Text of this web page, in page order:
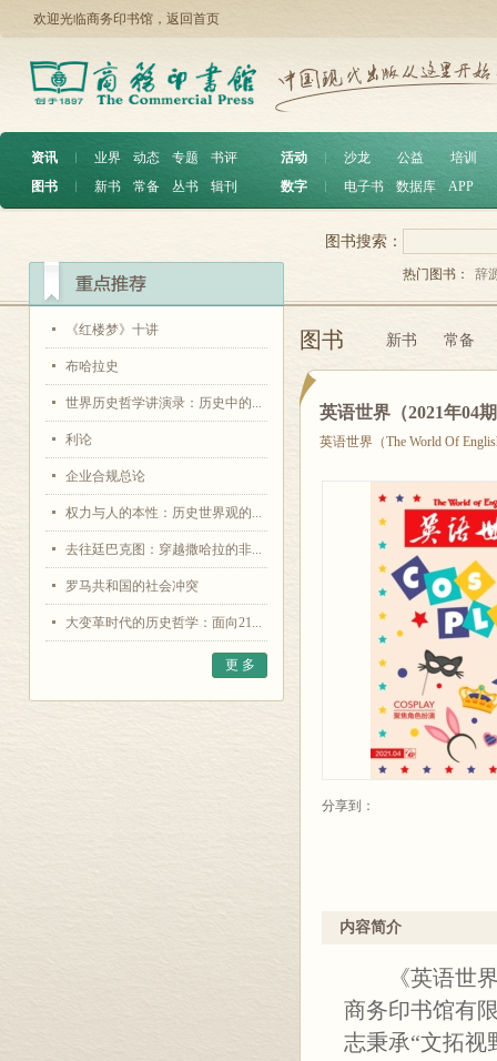
欢迎光临商务印书馆， 返回首页
资讯 ︱ 业界 动态 专题
书评
图书
︱ 新书 常备 丛书 辑刊
活动 沙龙 公益
培训
数字
电子书 数据库 APP
《红楼梦》十讲
布哈拉史
世界历史哲学讲演录：历史中的...
利论
企业合规总论
权力与人的本性：历史世界观的...
去往廷巴克图：穿越撒哈拉的非...
罗马共和国的社会冲突
大变革时代的历史哲学：面向21...
更 多
图书搜索：
热门图书： 辞
图书 新书 常备
英语世界（2021年04
英语世界（The World Of
分享到：
内容简介
《英语世界
商务印书馆有
志秉承“文拓视